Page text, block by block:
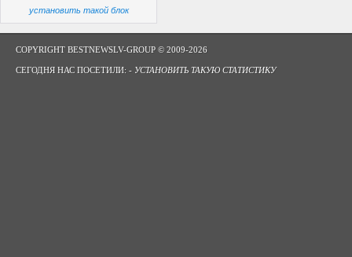
установить такой блок
COPYRIGHT BESTNEWSLV-GROUP © 2009-2026
СЕГОДНЯ НАС ПОСЕТИЛИ: - УСТАНОВИТЬ ТАКУЮ СТАТИСТИКУ